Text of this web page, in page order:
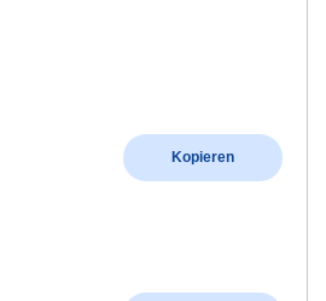
Kopieren